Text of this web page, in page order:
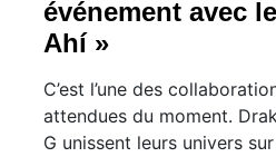
événement avec
Ahí »
C’est l’une des
attendues du moment.
G unissent leurs univers